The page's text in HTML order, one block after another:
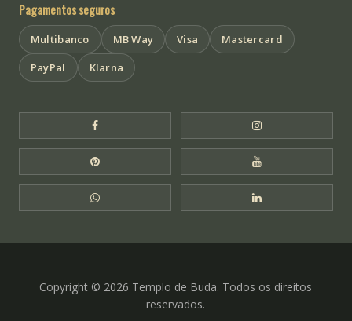
Pagamentos seguros
Multibanco MB Way Visa
Mastercard
PayPal
Klarna
Facebook Templo de Buda Instagram
Pinterest Templo de Buda YouTube Templo
WhatsApp Templo de Buda LinkedIn Templo
Copyright © 2026 Templo de Buda. Todos os direitos
reservados.